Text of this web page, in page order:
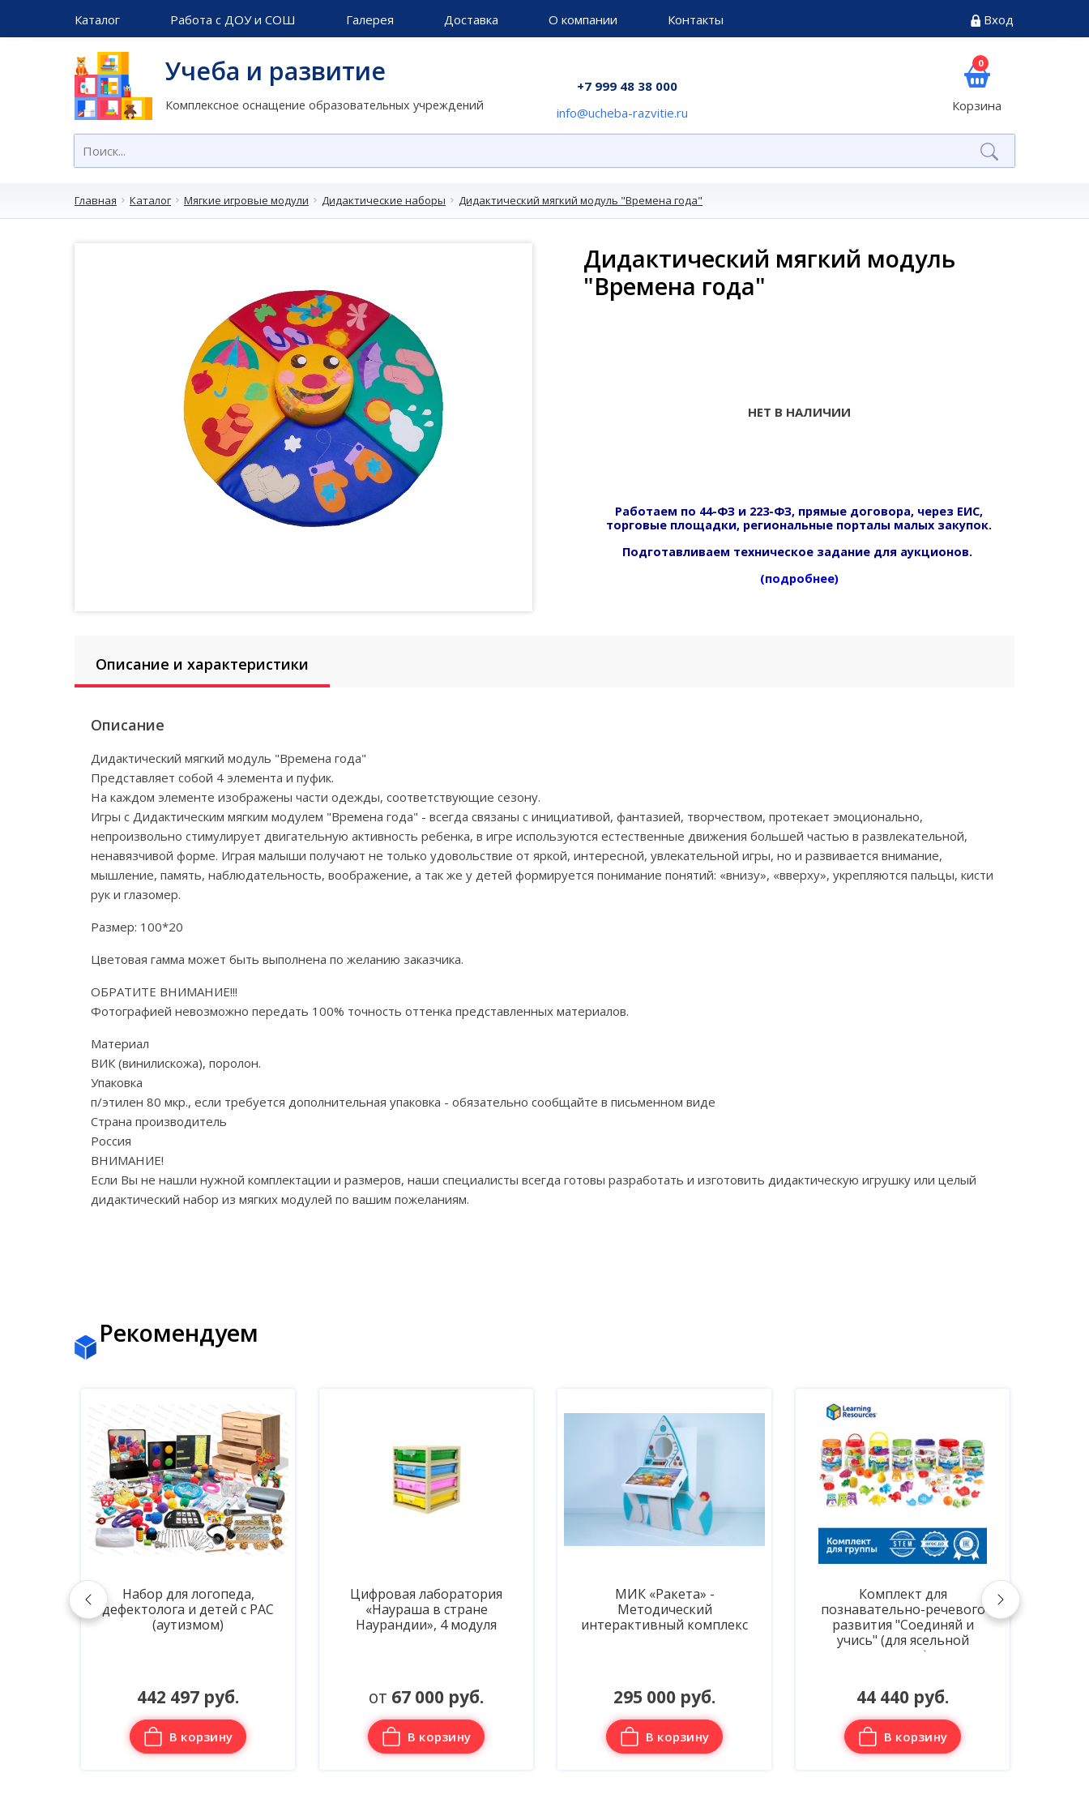
Каталог Работа с ДОУ и СОШ Галерея Доставка О компании Контакты Вход
Учеба и развитие
Комплексное оснащение образовательных учреждений
+7 999 48 38 000
info@ucheba-razvitie.ru
0
Корзина
Главная Каталог Мягкие игровые модули Дидактические наборы Дидактический мягкий модуль "Времена года"
Дидактический мягкий модуль
"Времена года"
НЕТ В НАЛИЧИИ
Работаем по 44-ФЗ и 223-ФЗ, прямые договора, через ЕИС,
торговые площадки, региональные порталы малых закупок.
Подготавливаем техническое задание для аукционов.
(подробнее)
Описание и характеристики
Описание
Дидактический мягкий модуль "Времена года"
Представляет собой 4 элемента и пуфик.
На каждом элементе изображены части одежды, соответствующие сезону.
Игры с Дидактическим мягким модулем "Времена года" - всегда связаны с инициативой, фантазией, творчеством, протекает эмоционально,
непроизвольно стимулирует двигательную активность ребенка, в игре используются естественные движения большей частью в развлекательной,
ненавязчивой форме. Играя малыши получают не только удовольствие от яркой, интересной, увлекательной игры, но и развивается внимание,
мышление, память, наблюдательность, воображение, а так же у детей формируется понимание понятий: «внизу», «вверху», укрепляются пальцы, кисти
рук и глазомер.
Размер: 100*20
Цветовая гамма может быть выполнена по желанию заказчика.
ОБРАТИТЕ ВНИМАНИЕ!!!
Фотографией невозможно передать 100% точность оттенка представленных материалов.
Материал
ВИК (винилискожа), поролон.
Упаковка
п/этилен 80 мкр., если требуется дополнительная упаковка - обязательно сообщайте в письменном виде
Страна производитель
Россия
ВНИМАНИЕ!
Если Вы не нашли нужной комплектации и размеров, наши специалисты всегда готовы разработать и изготовить дидактическую игрушку или целый
дидактический набор из мягких модулей по вашим пожеланиям.
Рекомендуем
Набор для логопеда,
дефектолога и детей с РАС
(аутизмом)
442 497 руб.
В корзину
Цифровая лаборатория
«Наураша в стране
Наурандии», 4 модуля
от 67 000 руб.
В корзину
МИК «Ракета» -
Методический
интерактивный комплекс
295 000 руб.
В корзину
Комплект для
познавательно-речевого
развития "Соединяй и
учись" (для ясельной
группы)
44 440 руб.
В корзину